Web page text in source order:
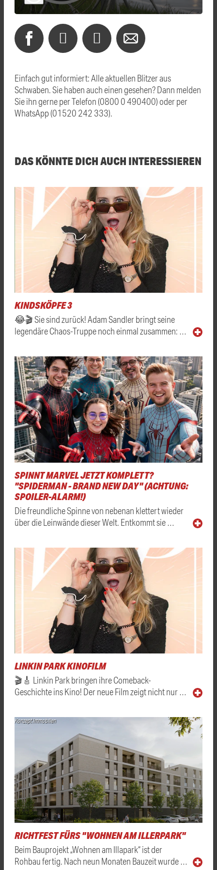
Einfach gut informiert: Alle aktuellen Blitzer aus
Schwaben. Sie haben auch einen gesehen? Dann melden
Sie ihn gerne per Telefon (0800 0 490400) oder per
WhatsApp (01520 242 333).
DAS KÖNNTE DICH AUCH INTERESSIEREN
KINDSKÖPFE 3
😂🎬 Sie sind zurück! Adam Sandler bringt seine
legendäre Chaos-Truppe noch einmal zusammen: …
SPINNT MARVEL JETZT KOMPLETT?
"SPIDERMAN - BRAND NEW DAY" (ACHTUNG:
SPOILER-ALARM!)
Die freundliche Spinne von nebenan klettert wieder
über die Leinwände dieser Welt. Entkommt sie …
LINKIN PARK KINOFILM
🎬🎸 Linkin Park bringen ihre Comeback-
Geschichte ins Kino! Der neue Film zeigt nicht nur …
Konzept Immobilien
RICHTFEST FÜRS "WOHNEN AM ILLERPARK"
Beim Bauprojekt „Wohnen am Illapark“ ist der
Rohbau fertig. Nach neun Monaten Bauzeit wurde …